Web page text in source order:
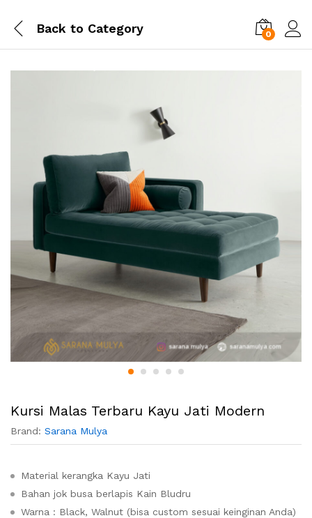
Back to Category 0
Kursi Malas Terbaru Kayu Jati Modern
Brand: Sarana Mulya
Material kerangka Kayu Jati
Bahan jok busa berlapis Kain Bludru
Warna : Black, Walnut (bisa custom sesuai keinginan Anda)